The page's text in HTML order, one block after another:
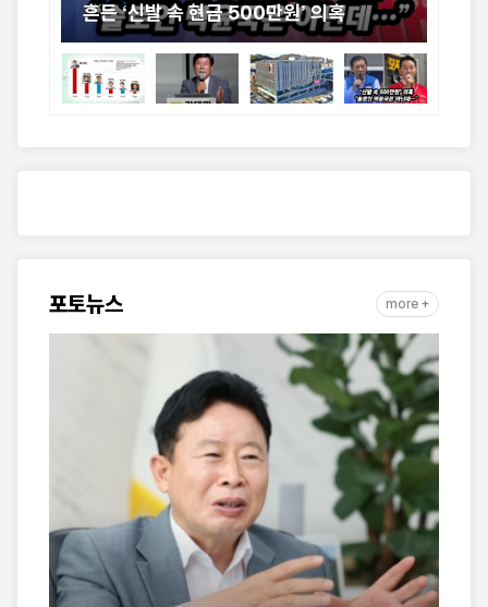
흔든 ‘신발 속 현금 500만원’ 의혹
포토뉴스 more +